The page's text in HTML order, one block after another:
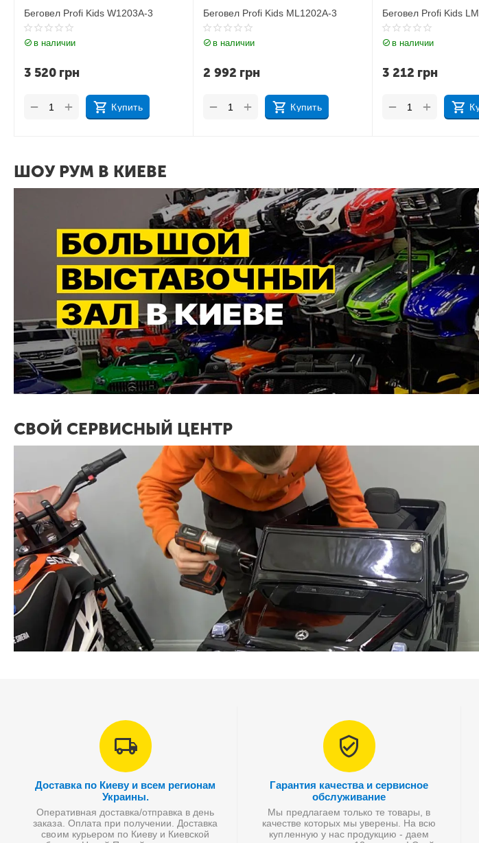
Kids W1203A-3
Купить
Беговел Profi Kids ML1202A-3
Купить
−
Беговел Profi Kids LMG1249-3
Купить
−
ШОУ РУМ В КИЕВЕ
СВОЙ СЕРВИСНЫЙ ЦЕНТР
Доставка по Киеву и всем регионам
Украины.
Оперативная доставка/отправка в день
заказа. Оплата при получении. Доставка
своим курьером по Киеву и Киевской
Гарантия качества и сервисное
обслуживание
Мы предлагаем только те товары, в
качестве которых мы уверены. На всю
купленную у нас продукцию - даем